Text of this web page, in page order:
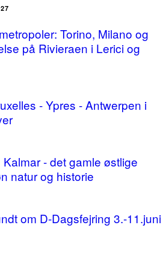
Torino, Milano og
på Rivieraen i Lerici og
- Ypres - Antwerpen i
- det gamle østlige
natur og historie
om D-Dagsfejring 3.-11.juni